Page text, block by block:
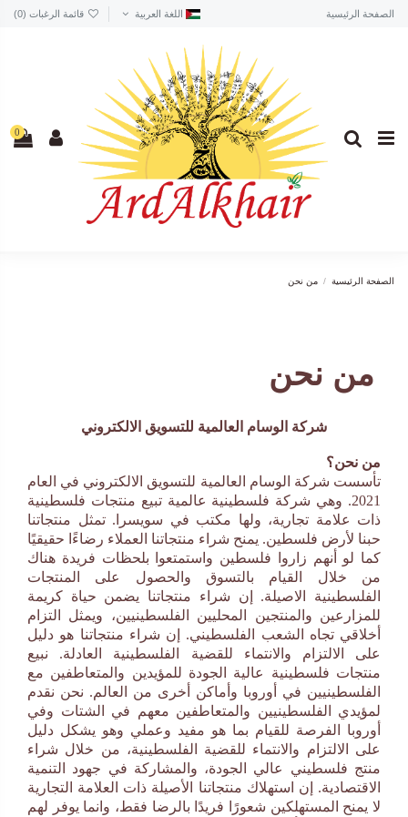
الصفحة الرئيسية اللغة العربية قائمة الرغبات (0
)
0
الصفحة الرئيسية من نحن
من نحن
شركة الوسام العالمية للتسويق الالكتروني
من نحن؟
تأسست شركة الوسام العالمية للتسويق الالكتروني في العام
2021. وهي شركة فلسطينية عالمية تبيع منتجات فلسطينية
ذات علامة تجارية، ولها مكتب في سويسرا. تمثل منتجاتنا
حبنا لأرض فلسطين. يمنح شراء منتجاتنا العملاء رضاءًا حقيقيًا
كما لو أنهم زاروا فلسطين واستمتعوا بلحظات فريدة هناك
من خلال القيام بالتسوق والحصول على المنتجات
الفلسطينية الاصيلة. إن شراء منتجاتنا يضمن حياة كريمة
للمزارعين والمنتجين المحليين الفلسطينيين، ويمثل التزام
أخلاقي تجاه الشعب الفلسطيني. إن شراء منتجاتنا هو دليل
على الالتزام والانتماء للقضية الفلسطينية العادلة. نبيع
منتجات فلسطينية عالية الجودة للمؤيدين والمتعاطفين مع
الفلسطينيين في أوروبا وأماكن أخرى من العالم. نحن نقدم
لمؤيدي الفلسطينيين والمتعاطفين معهم في الشتات وفي
أوروبا الفرصة للقيام بما هو مفيد وعملي وهو يشكل دليل
على الالتزام والانتماء للقضية الفلسطينية، من خلال شراء
منتج فلسطيني عالي الجودة، والمشاركة في جهود التنمية
الاقتصادية. إن استهلاك منتجاتنا الأصيلة ذات العلامة التجارية
لا يمنح المستهلكين شعورًا فريدًا بالرضا فقط، وانما يوفر لهم